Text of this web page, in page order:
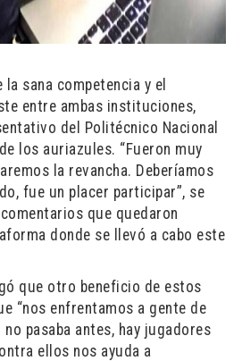
sana competencia y el
entre ambas instituciones,
del Politécnico Nacional
los auriazules. “Fueron muy
la revancha. Deberíamos
fue un placer participar”, se
que quedaron
donde se llevó a cabo este
que otro beneficio de estos
“nos enfrentamos a gente de
pasaba antes, hay jugadores
ellos nos ayuda a